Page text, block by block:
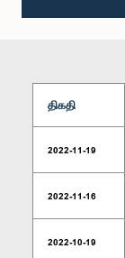
திகதி
2022-11-19
2022-11-16
2022-10-19